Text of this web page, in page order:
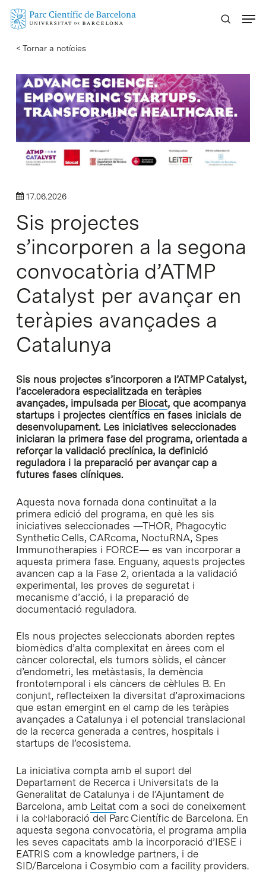
Skip
content
< Tornar a notícies
17.06.2026
Sis projectes
s’incorporen a la segona
convocatòria d’ATMP
Catalyst per avançar en
teràpies avançades a
Catalunya
Sis nous projectes s’incorporen a l’ATMP Catalyst,
l’acceleradora especialitzada en teràpies
avançades, impulsada per Biocat, que acompanya
startups i projectes científics en fases inicials de
desenvolupament. Les iniciatives seleccionades
iniciaran la primera fase del programa, orientada a
reforçar la validació preclínica, la definició
reguladora i la preparació per avançar cap a
futures fases clíniques.
Aquesta nova fornada dona continuïtat a la
primera edició del programa, en què les sis
iniciatives seleccionades —THOR, Phagocytic
Synthetic Cells, CARcoma, NoctuRNA, Spes
Immunotherapies i FORCE— es van incorporar a
aquesta primera fase. Enguany, aquests projectes
avancen cap a la Fase 2, orientada a la validació
experimental, les proves de seguretat i
mecanisme d’acció, i la preparació de
documentació reguladora.
Els nous projectes seleccionats aborden reptes
biomèdics d’alta complexitat en àrees com el
càncer colorectal, els tumors sòlids, el càncer
d’endometri, les metàstasis, la demència
frontotemporal i els càncers de cèl·lules B. En
conjunt, reflecteixen la diversitat d’aproximacions
que estan emergint en el camp de les teràpies
avançades a Catalunya i el potencial translacional
de la recerca generada a centres, hospitals i
startups de l’ecosistema.
La iniciativa compta amb el suport del
Departament de Recerca i Universitats de la
Generalitat de Catalunya i de l’Ajuntament de
Barcelona, amb Leitatcom a soci de coneixement
i la col·laboració del Parc Científic de Barcelona. En
aquesta segona convocatòria, el programa amplia
les seves capacitats amb la incorporació d’IESE i
EATRIS com a knowledge partners, i de
SID/Barcelona i Cosymbio com a facility providers.